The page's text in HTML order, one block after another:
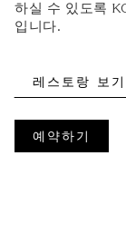
하실 수 있도록
입니다.
레스토랑 보기
예약하기